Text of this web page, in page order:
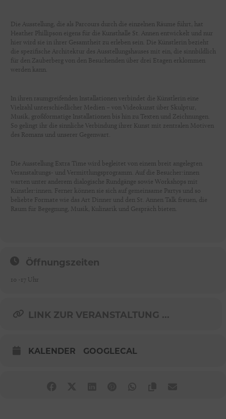
Die Ausstellung, die als Parcours durch die einzelnen Räume führt, hat
Heather Phillipson eigens für die Kunsthalle St. Annen entwickelt und nur
hier wird sie in ihrer Gesamtheit zu erleben sein. Die Künstlerin bezieht
die spezifische Architektur des Ausstellungshauses mit ein, die sinnbildlich
für den Zauberberg von den Besuchenden über drei Etagen erklommen
werden kann.
In ihren raumgreifenden Installationen verbindet die Künstlerin eine
Vielzahl unterschiedlicher Medien – von Videokunst über Skulptur,
Musik, großformatige Installationen bis hin zu Texten und Zeichnungen.
So gelingt ihr die sinnliche Verbindung ihrer Kunst mit zentralen Motiven
des Romans und unserer Gegenwart.
Die Ausstellung Extra Time wird begleitet von einem breit angelegten
Veranstaltungs- und Vermittlungsprogramm. Auf die Besucher:innen
warten unter anderem dialogische Rundgänge sowie Workshops mit
Künstler:innen. Ferner können sie sich auf gemeinsame Partys und so
beliebte Formate wie das Art Dinner und den St. Annen Talk freuen, die
Raum für Begegnung, Musik, Kulinarik und Gespräch bieten.
Öffnungszeiten
10 -17 Uhr
LINK ZUR VERANSTALTUNG ...
KALENDER GOOGLECAL